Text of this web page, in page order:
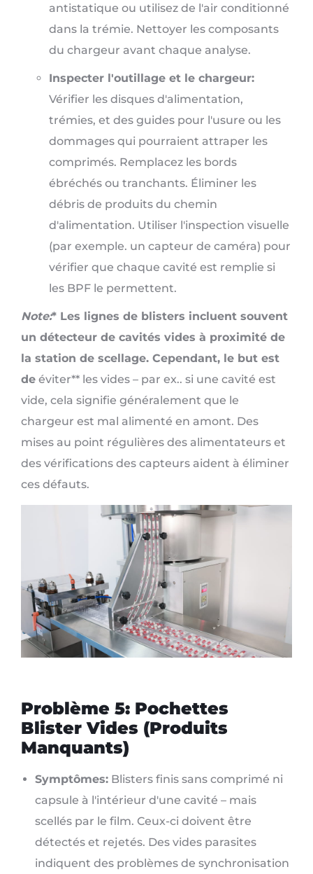
antistatique ou utilisez de l'air conditionné
dans la trémie. Nettoyer les composants
du chargeur avant chaque analyse.
Inspecter l'outillage et le chargeur:
Vérifier les disques d'alimentation,
trémies, et des guides pour l'usure ou les
dommages qui pourraient attraper les
comprimés. Remplacez les bords
ébréchés ou tranchants. Éliminer les
débris de produits du chemin
d'alimentation. Utiliser l'inspection visuelle
(par exemple. un capteur de caméra) pour
vérifier que chaque cavité est remplie si
les BPF le permettent.
Note:* Les lignes de blisters incluent souvent
un détecteur de cavités vides à proximité de
la station de scellage. Cependant, le but est
de éviter** les vides – par ex.. si une cavité est
vide, cela signifie généralement que le
chargeur est mal alimenté en amont. Des
mises au point régulières des alimentateurs et
des vérifications des capteurs aident à éliminer
ces défauts.
Problème 5: Pochettes
Blister Vides (Produits
Manquants)
Symptômes: Blisters finis sans comprimé ni
capsule à l'intérieur d'une cavité – mais
scellés par le film. Ceux-ci doivent être
détectés et rejetés. Des vides parasites
indiquent des problèmes de synchronisation